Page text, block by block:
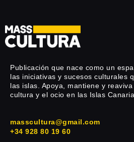
Publicación que nace como un
las iniciativas y sucesos culturales
las islas. Apoya, mantiene y
cultura y el ocio en las Islas
masscultura@gmail.com
+34 928 80 19 60